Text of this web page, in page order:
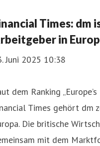
Times: dm
in
Juni 2025 10:38
dem Ranking
Times gehört dm
Die britische
mit dem